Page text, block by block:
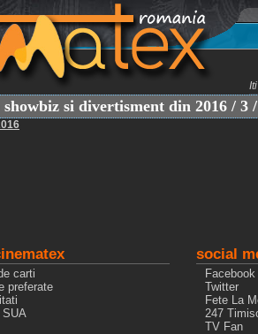
si divertisment din 2016 / 3
carti
preferate
SUA
social
Facebook
Twitter
Fete La
247
TV Fan